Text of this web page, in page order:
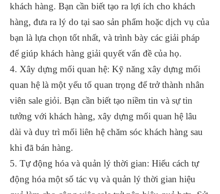
khách hàng. Bạn cần biết tạo ra lợi ích cho khách
hàng, đưa ra lý do tại sao sản phẩm hoặc dịch vụ của
bạn là lựa chọn tốt nhất, và trình bày các giải pháp
để giúp khách hàng giải quyết vấn đề của họ.
4. Xây dựng mối quan hệ: Kỹ năng xây dựng mối
quan hệ là một yếu tố quan trọng để trở thành nhân
viên sale giỏi. Bạn cần biết tạo niềm tin và sự tin
tưởng với khách hàng, xây dựng mối quan hệ lâu
dài và duy trì mối liên hệ chăm sóc khách hàng sau
khi đã bán hàng.
5. Tự động hóa và quản lý thời gian: Hiểu cách tự
động hóa một số tác vụ và quản lý thời gian hiệu